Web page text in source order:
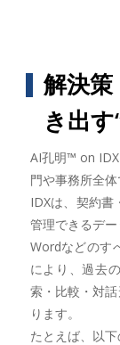
解決
き出
AI孔明™︎ on
門や事務所全体
IDXは、契約書
管理できるデ
Wordなどのす
により、過去
索・比較・対
ります。
たとえば、以